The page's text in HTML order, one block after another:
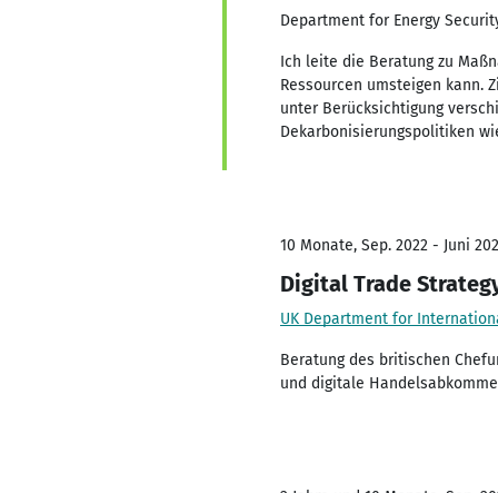
Department for Energy
Ich leite die Beratung zu
Ressourcen umsteigen kann.
unter Berücksichtigung
Dekarbonisierungspolitiken wie
10 Monate, Sep. 2022 - Juni
Digital Trade
UK Department for
Beratung des britischen
und digitale